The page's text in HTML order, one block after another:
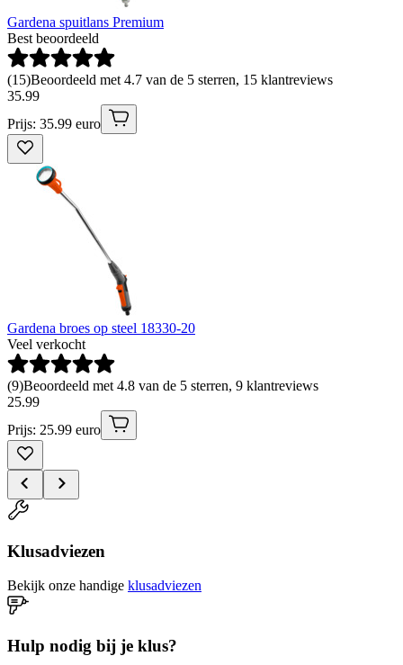
Gardena spuitlans Premium
Best beoordeeld
(15)Beoordeeld met 4.7 van de 5 sterren, 15 klantreviews
35.99
Prijs: 35.99 euro
Gardena broes op steel 18330-20
Veel verkocht
(9)Beoordeeld met 4.8 van de 5 sterren, 9 klantreviews
25.99
Prijs: 25.99 euro
Klusadviezen
Bekijk onze handige klusadviezen
Hulp nodig bij je klus?